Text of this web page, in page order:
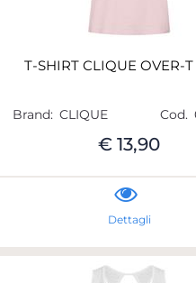
T-SHIRT CLIQUE OVER-
Brand: CLIQUE Cod.
€ 13,90
Dettagli